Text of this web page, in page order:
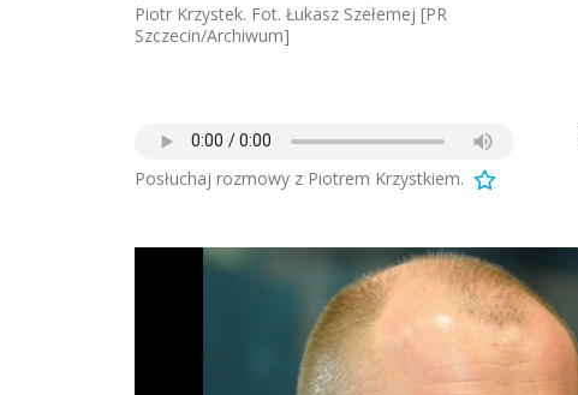
Piotr Krzystek. Fot. Łukasz Szełemej [PR
Szczecin/Archiwum]
Posłuchaj rozmowy z Piotrem Krzystkiem.